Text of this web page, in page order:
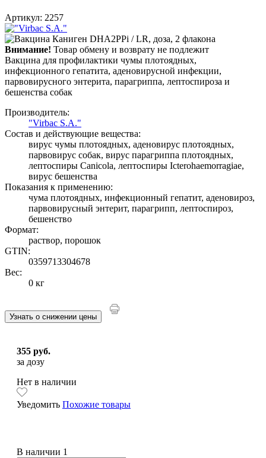
Артикул: 2257
Внимание! Товар обмену и возврату не подлежит
Вакцина для профилактики чумы плотоядных,
инфекционного гепатита, аденовирусной инфекции,
парвовирусного энтерита, парагриппа, лептоспироза и
бешенства собак
Производитель:
"Virbac S.A."
Состав и действующие вещества:
вирус чумы плотоядных, аденовирус плотоядных,
парвовирус собак, вирус парагриппа плотоядных,
лептоспиры Canicola, лептоспиры Icterohaemorragiae,
вирус бешенства
Показания к применению:
чума плотоядных, инфекционный гепатит, аденовироз,
парвовирусный энтерит, парагрипп, лептоспироз,
бешенство
Формат:
раствор, порошок
GTIN:
0359713304678
Вес:
0 кг
Узнать о снижении цены
355 руб.
за дозу
Нет в наличии
Уведомить Похожие товары
В наличии 1